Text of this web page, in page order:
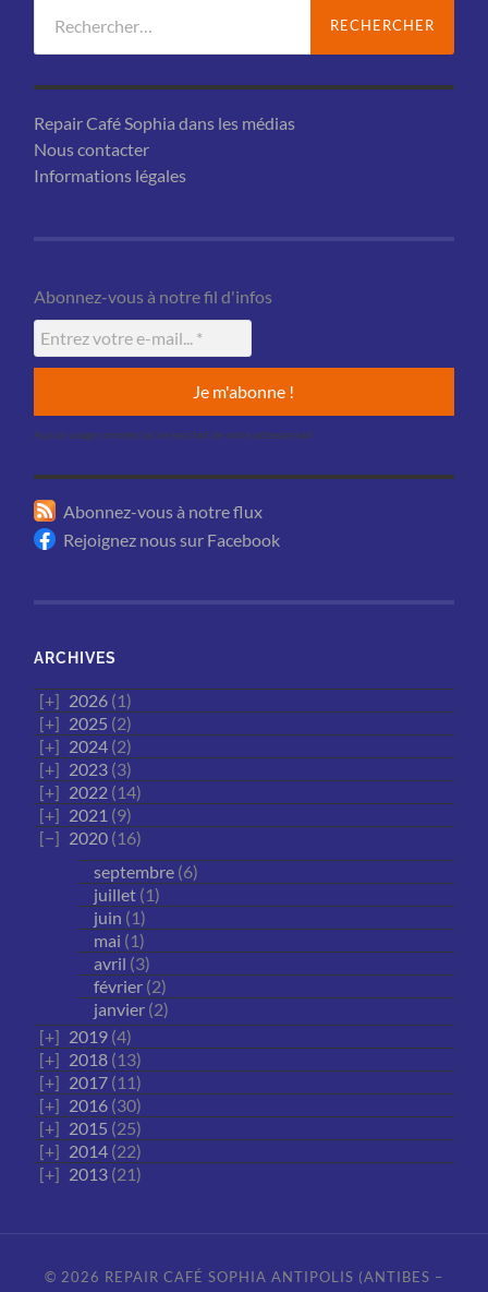
Repair Café Sophia dans les médias
Nous contacter
Informations légales
Abonnez-vous à notre fil d'infos
Aucun usage commercial ne sera fait de votre adresse mail.
Abonnez-vous à notre flux
Rejoignez nous sur Facebook
ARCHIVES
2026 (1)
2025 (2)
2024 (2)
2023 (3)
2022 (14)
2021 (9)
2020 (16)
septembre (6)
juillet (1)
juin (1)
mai (1)
avril (3)
février (2)
janvier (2)
2019 (4)
2018 (13)
2017 (11)
2016 (30)
2015 (25)
2014 (22)
2013 (21)
© 2026 REPAIR CAFÉ SOPHIA ANTIPOLIS (ANTIBES –